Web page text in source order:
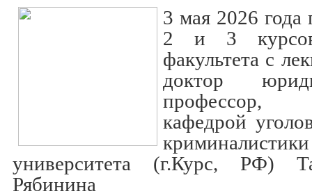
3 мая 2026 года
2 и 3 курсов
факультета с
доктор
кафедрой
университета (г.Курс, РФ)
Рябинина